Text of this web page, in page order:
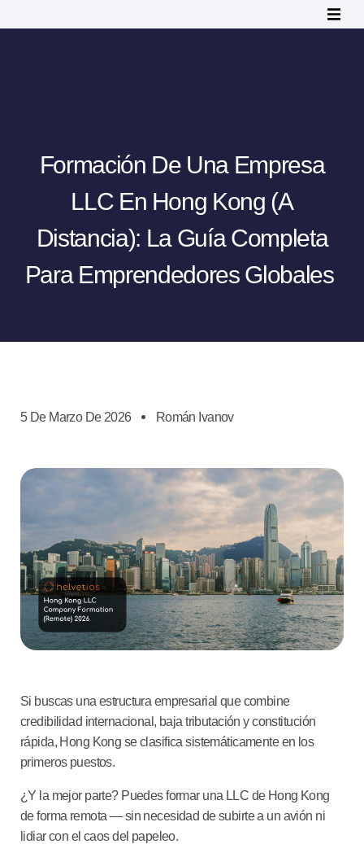
Formación De Una Empresa
LLC En Hong Kong (a
Distancia): La Guía Completa
Para Emprendedores Globales
5 De Marzo De 2026 Román Ivanov
Si buscas una estructura empresarial que combine
credibilidad internacional, baja tributación y constitución
rápida, Hong Kong se clasifica sistemáticamente en los
primeros puestos.
¿Y la mejor parte? Puedes formar una LLC de Hong Kong
de forma remota — sin necesidad de subirte a un avión ni
lidiar con el caos del papeleo.